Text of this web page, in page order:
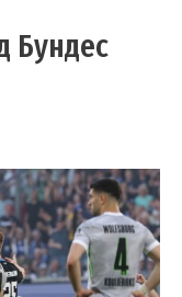
Бундес